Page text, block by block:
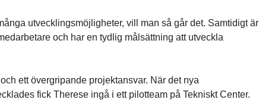
utvecklingsmöjligheter, vill man så går det. Samtidigt är
och har en tydlig målsättning att utveckla
ett övergripande projektansvar. När det nya
fick Therese ingå i ett pilotteam på Tekniskt Center.